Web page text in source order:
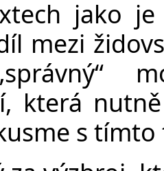
jako
mezi
která
s